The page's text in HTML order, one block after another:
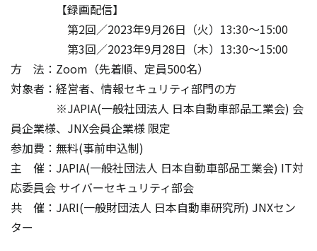
【録画配信】
第2回／2023年9月26日（火）13:30～15:00
第3回／2023年9月28日（木）13:30～15:00
方 法：Zoom（先着順、定員500名）
対象者：経営者、情報セキュリティ部門の方
※JAPIA(一般社団法人 日本自動車部品工業会) 会
員企業様、JNX会員企業様 限定
参加費：無料(事前申込制)
主 催：JAPIA(一般社団法人 日本自動車部品工業会) IT対
応委員会 サイバーセキュリティ部会
共 催：JARI(一般財団法人 日本自動車研究所) JNXセン
ター